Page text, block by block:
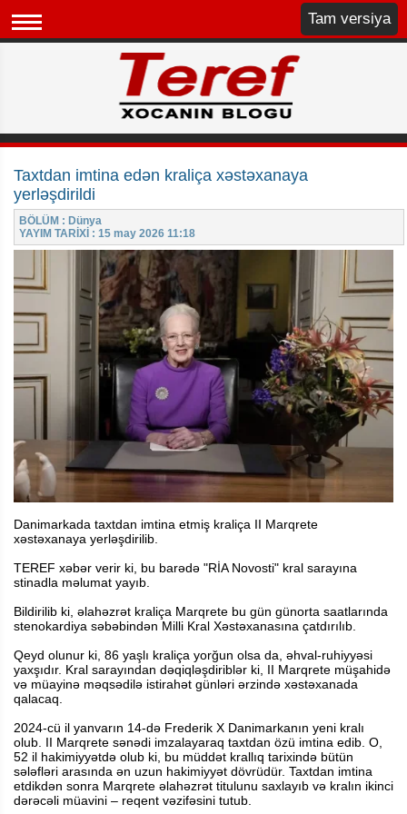
Tam versiya
Taxtdan imtina edən kraliça xəstəxanaya
yerləşdirildi
BÖLÜM : Dünya
YAYIM TARİXİ : 15 may 2026 11:18
Danimarkada taxtdan imtina etmiş kraliça II Marqrete
xəstəxanaya yerləşdirilib.
TEREF xəbər verir ki, bu barədə "RİA Novosti" kral sarayına
stinadla məlumat yayıb.
Bildirilib ki, əlahəzrət kraliça Marqrete bu gün günorta saatlarında
stenokardiya səbəbindən Milli Kral Xəstəxanasına çatdırılıb.
Qeyd olunur ki, 86 yaşlı kraliça yorğun olsa da, əhval-ruhiyyəsi
yaxşıdır. Kral sarayından dəqiqləşdiriblər ki, II Marqrete müşahidə
və müayinə məqsədilə istirahət günləri ərzində xəstəxanada
qalacaq.
2024-cü il yanvarın 14-də Frederik X Danimarkanın yeni kralı
olub. II Marqrete sənədi imzalayaraq taxtdan özü imtina edib. O,
52 il hakimiyyətdə olub ki, bu müddət krallıq tarixində bütün
sələfləri arasında ən uzun hakimiyyət dövrüdür. Taxtdan imtina
etdikdən sonra Marqrete əlahəzrət titulunu saxlayıb və kralın ikinci
dərəcəli müavini – reqent vəzifəsini tutub.